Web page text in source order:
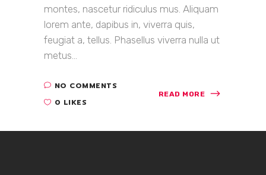
montes, nascetur ridiculus mus. Aliquam
lorem ante, dapibus in, viverra quis,
feugiat a, tellus. Phasellus viverra nulla ut
metus...
NO COMMENTS
0 LIKES
READ MORE